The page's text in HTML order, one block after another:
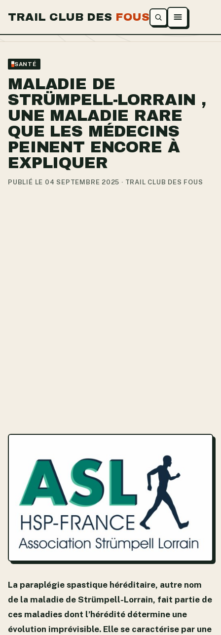
TRAIL CLUB DES FOUS Ouvrir le menu
SANTÉ
MALADIE DE
STRÜMPELL-LORRAIN ,
UNE MALADIE RARE
QUE LES MÉDECINS
PEINENT ENCORE À
EXPLIQUER
PUBLIÉ LE 04 SEPTEMBRE 2025 · TRAIL CLUB DES FOUS
La paraplégie spastique héréditaire, autre nom
de la maladie de Strümpell-Lorrain, fait partie de
ces maladies dont l’hérédité détermine une
évolution imprévisible. Elle se caractérise par une